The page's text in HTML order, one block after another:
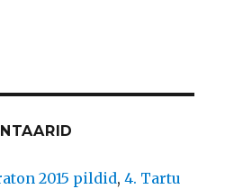
2015 pildid,4. Tartu